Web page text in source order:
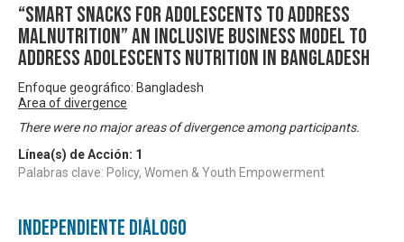
“Smart Snacks for Adolescents to Address
Malnutrition” An Inclusive Business Model to
Address Adolescents Nutrition in Bangladesh
Enfoque geográfico: Bangladesh
Area of divergence
There were no major areas of divergence among participants.
Línea(s) de Acción: 1
Palabras clave: Policy, Women & Youth Empowerment
Independiente Diálogo